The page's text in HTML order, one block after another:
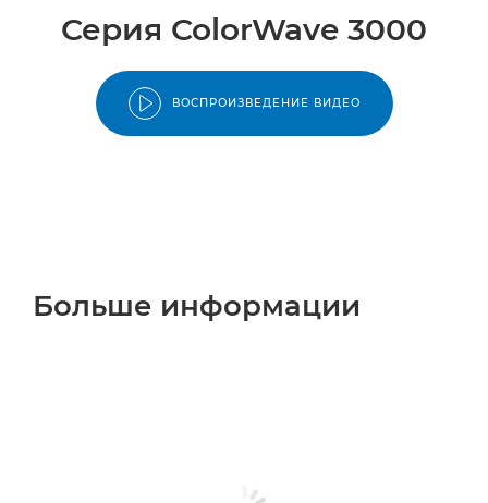
Серия ColorWave 3000
ВОСПРОИЗВЕДЕНИЕ ВИДЕО
Больше информации